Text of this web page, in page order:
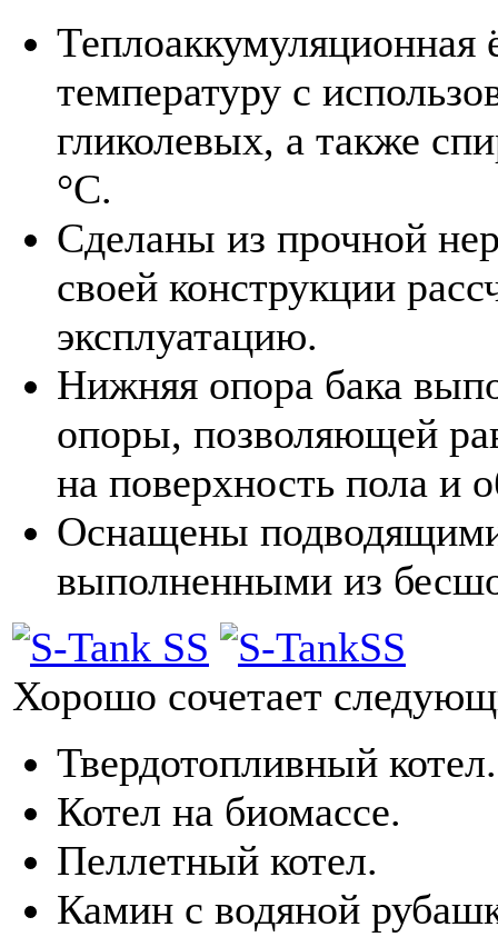
Теплоаккумуляционная
температуру с
гликолевых, а также
°C.
Сделаны из прочной
своей конструкции
эксплуатацию.
Нижняя опора бака
опоры, позволяющей
на поверхность пола и
Оснащены
выполненными из
Хорошо сочетает
Твердотопливный котел.
Котел на биомассе.
Пеллетный котел.
Камин с водяной